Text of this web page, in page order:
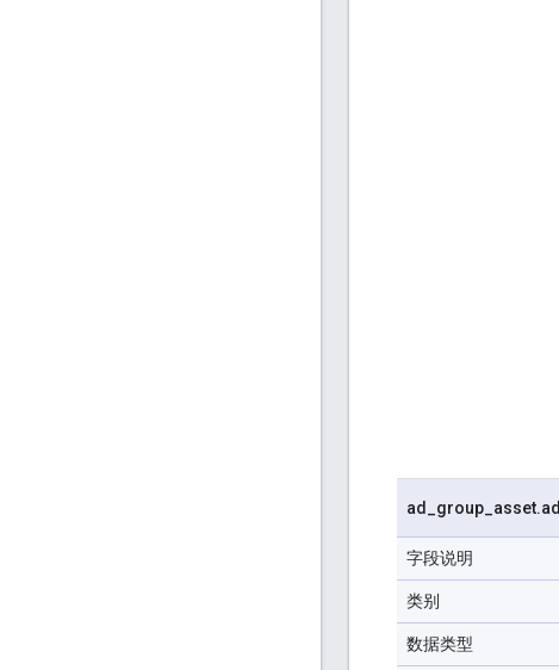
ad group asset.ad
字段说明
类别
数据类型